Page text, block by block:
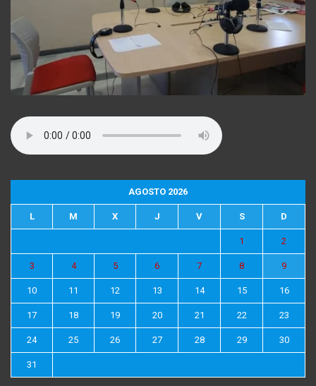
AGOSTO 2026
L M X J V S D
1 2
3 4 5 6 7 8 9
10 11 12 13 14 15 16
17 18 19 20 21 22 23
24 25 26 27 28 29 30
31